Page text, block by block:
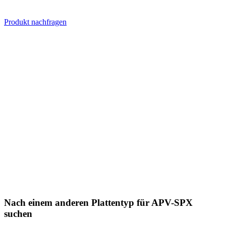
Produkt nachfragen
Nach einem anderen Plattentyp für APV-SPX
suchen